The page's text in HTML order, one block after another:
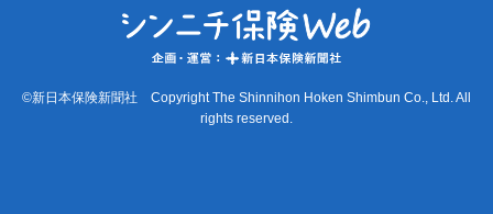
©新日本保険新聞社 Copyright The Shinnihon Hoken Shimbun Co., Ltd. All
rights reserved.